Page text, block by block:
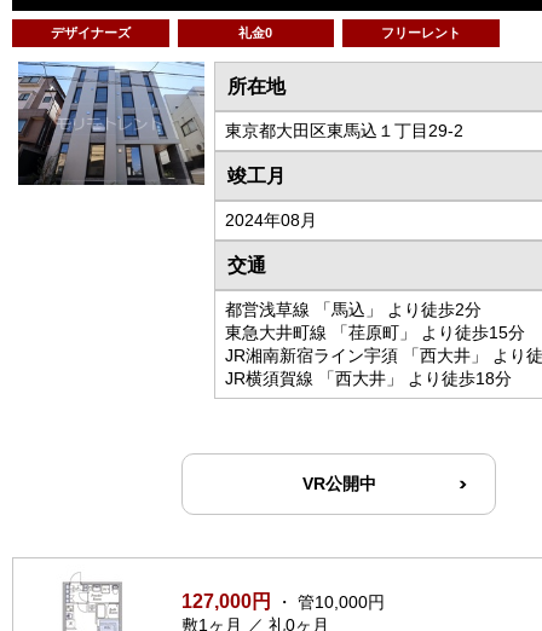
デザイナーズ 礼金0 フリーレント
所在地
東京都大田区東馬込１丁目29-2
竣工月
2024年08月
交通
都営浅草線 「馬込」 より徒歩2分
東急大井町線 「荏原町」 より徒歩15分
JR湘南新宿ライン宇須 「西大井」 より
JR横須賀線 「西大井」 より徒歩18分
VR公開中
127,000円
・ 管10,000円
敷1ヶ月 ／ 礼0ヶ月